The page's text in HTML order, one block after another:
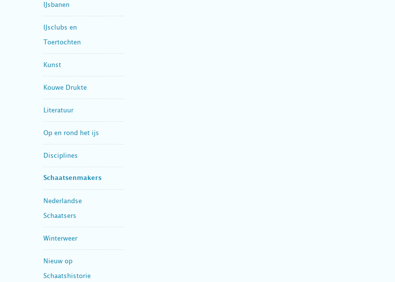
IJsbanen
IJsclubs en
Toertochten
Kunst
Kouwe Drukte
Literatuur
Op en rond het ijs
Disciplines
Schaatsenmakers
Nederlandse
Schaatsers
Winterweer
Nieuw op
Schaatshistorie